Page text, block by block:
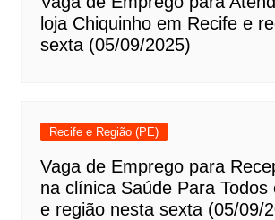
loja Chiquinho em Recife e
sexta (05/09/2025)
Recife e Região (PE)
Vaga de Emprego para
na clínica Saúde Para Todos
e região nesta sexta (05/09/